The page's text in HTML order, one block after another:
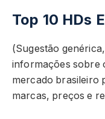
Top 10 HDs
(Sugestão
informações sobre
mercado brasileiro
marcas, preços e